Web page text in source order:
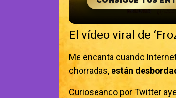
El vídeo viral de
Me encanta cuando
chorradas, están
Curioseando por Twitter